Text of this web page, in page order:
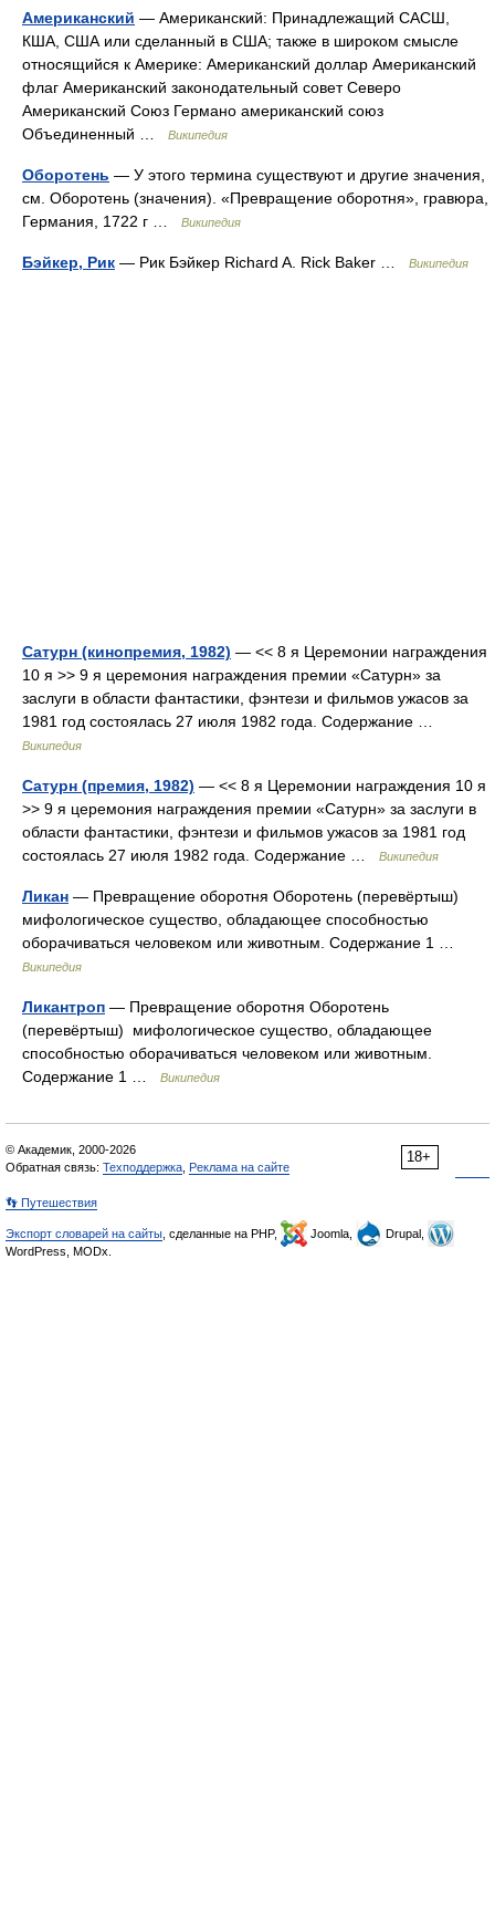
Американский — Американский: Принадлежащий САСШ,
КША, США или сделанный в США; также в широком смысле
относящийся к Америке: Американский доллар Американский
флаг Американский законодательный совет Северо
Американский Союз Германо американский союз
Объединенный …
Википедия
Оборотень — У этого термина существуют и другие значения,
см. Оборотень (значения). «Превращение оборотня», гравюра,
Германия, 1722 г …
Википедия
Бэйкер, Рик — Рик Бэйкер Richard A. Rick Baker … Википедия
Сатурн (кинопремия, 1982) — << 8 я Церемонии награждения
10 я >> 9 я церемония награждения премии «Сатурн» за
заслуги в области фантастики, фэнтези и фильмов ужасов за
1981 год состоялась 27 июля 1982 года. Содержание …
Википедия
Сатурн (премия, 1982) — << 8 я Церемонии награждения 10 я
>> 9 я церемония награждения премии «Сатурн» за заслуги в
области фантастики, фэнтези и фильмов ужасов за 1981 год
состоялась 27 июля 1982 года. Содержание …
Википедия
Ликан — Превращение оборотня Оборотень (перевёртыш)
мифологическое существо, обладающее способностью
оборачиваться человеком или животным. Содержание 1 …
Википедия
Ликантроп — Превращение оборотня Оборотень
(перевёртыш) мифологическое существо, обладающее
способностью оборачиваться человеком или животным.
Содержание 1 …
Википедия
18+
© Академик, 2000-2026
Обратная связь: Техподдержка Реклама на сайте
👣 Путешествия
Экспорт словарей на сайты , сделанные на PHP, Joomla,
Drupal,
WordPress, MODx.